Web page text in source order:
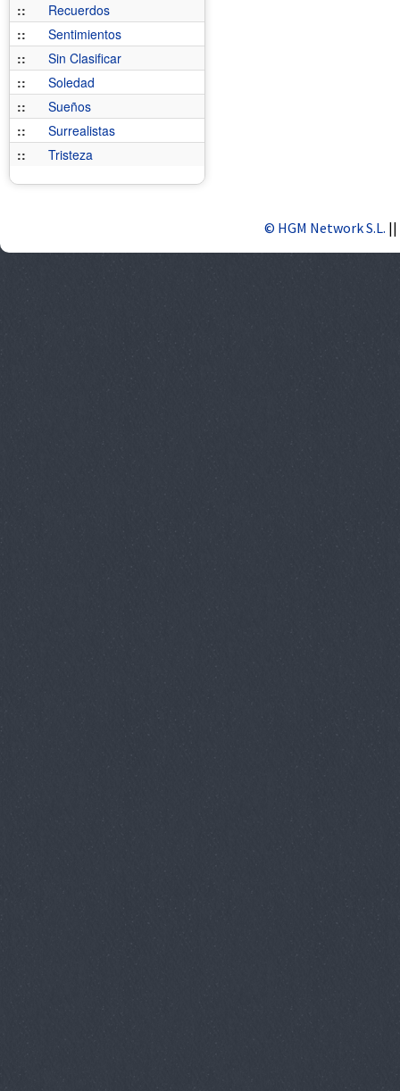
::
Recuerdos
::
Sentimientos
::
Sin Clasificar
::
Soledad
::
Sueños
::
Surrealistas
::
Tristeza
© HGM Network S.L. ||